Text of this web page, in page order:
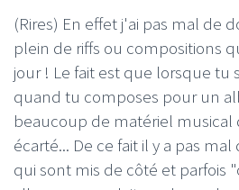
(Rires) En effet j'ai pas mal de
plein de riffs ou compositions
jour ! Le fait est que lorsque tu
quand tu composes pour un
beaucoup de matériel musical
écarté... De ce fait il y a pas
qui sont mis de côté et parfois